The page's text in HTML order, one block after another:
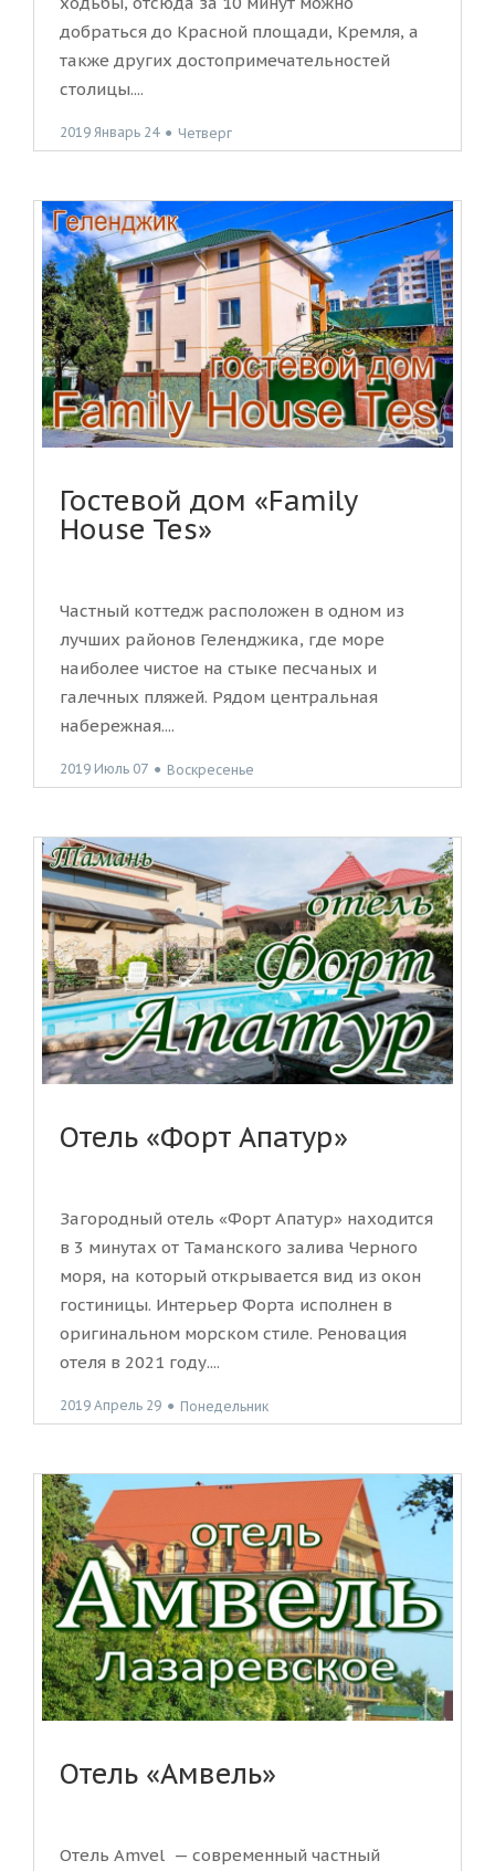
добраться до Красной площади, Кремля, а
также других достопримечательностей
столицы....
2019 Январь 24 ● Четверг
Гостевой дом «Family
House Tes»
Частный коттедж расположен в одном из
лучших районов Геленджика, где море
наиболее чистое на стыке песчаных и
галечных пляжей. Рядом центральная
набережная....
2019 Июль 07 ● Воскресенье
Отель «Форт Апатур»
Загородный отель «Форт Апатур» находится
в 3 минутах от Таманского залива Черного
моря, на который открывается вид из окон
гостиницы. Интерьер Форта исполнен в
оригинальном морском стиле. Реновация
отеля в 2021 году....
2019 Апрель 29 ● Понедельник
Отель «Амвель»
Отель Amvel — современный частный